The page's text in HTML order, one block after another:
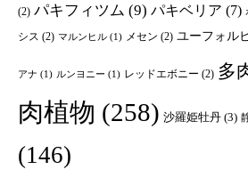
(2) パキフィツム (9) パキベリア (7)
シス (2) マルンヒル (1) メセン (2) ユーフォル
アナ (1) ルンヨニー (1) レッドエボニー (2) 多
肉植物 (258) 沙羅姫牡丹 (3)
(146)